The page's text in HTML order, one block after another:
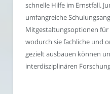
schnelle Hilfe im Ernstfall.
umfangreiche
Mitgestaltungsoptionen
wodurch sie fachliche und
gezielt ausbauen können
interdisziplinären